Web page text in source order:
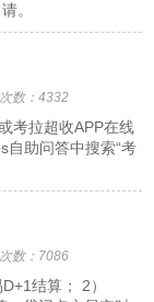
。
数：4332
考拉超收APP在线
自助问答中搜索“考
数：7086
结算； 2）